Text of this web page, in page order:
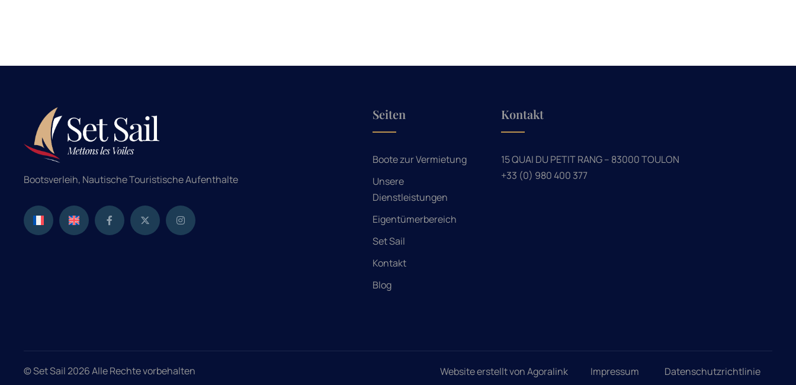
Bootsverleih, Nautische Touristische Aufenthalte
Seiten
Boote zur Vermietung
Unsere
Dienstleistungen
Eigentümerbereich
Set Sail
Kontakt
Blog
Kontakt
15 QUAI DU PETIT RANG – 83000 TOULON
+33 (0) 980 400 377
© Set Sail 2026 Alle Rechte vorbehalten Website erstellt von Agoralink Impressum Datenschutzrichtlinie